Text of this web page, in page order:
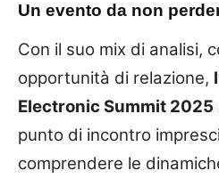
Un evento da non
Con il suo mix di analisi,
opportunità di relazione,
Electronic Summit 2025
punto di incontro
comprendere le